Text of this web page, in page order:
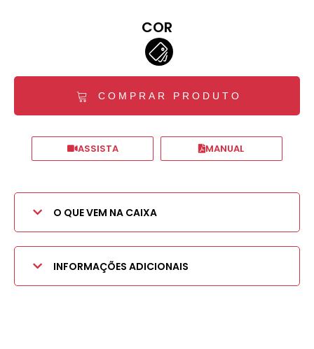
COR
COMPRAR PRODUTO
ASSISTA MANUAL
O QUE VEM NA CAIXA
INFORMAÇÕES ADICIONAIS